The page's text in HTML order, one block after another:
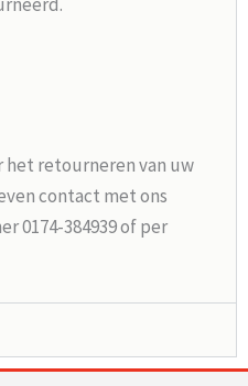
het retourneren van uw
contact met ons
0174-384939 of per